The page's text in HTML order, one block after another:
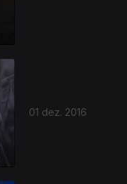
01 dez. 2016